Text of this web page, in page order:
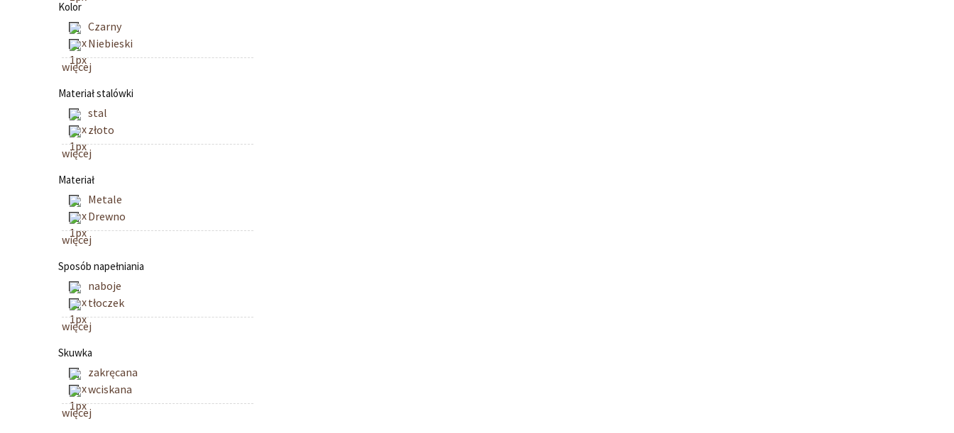
Kolor
Czarny
Niebieski
więcej
Materiał stalówki
stal
złoto
więcej
Materiał
Metale
Drewno
więcej
Sposób napełniania
naboje
tłoczek
więcej
Skuwka
zakręcana
wciskana
więcej